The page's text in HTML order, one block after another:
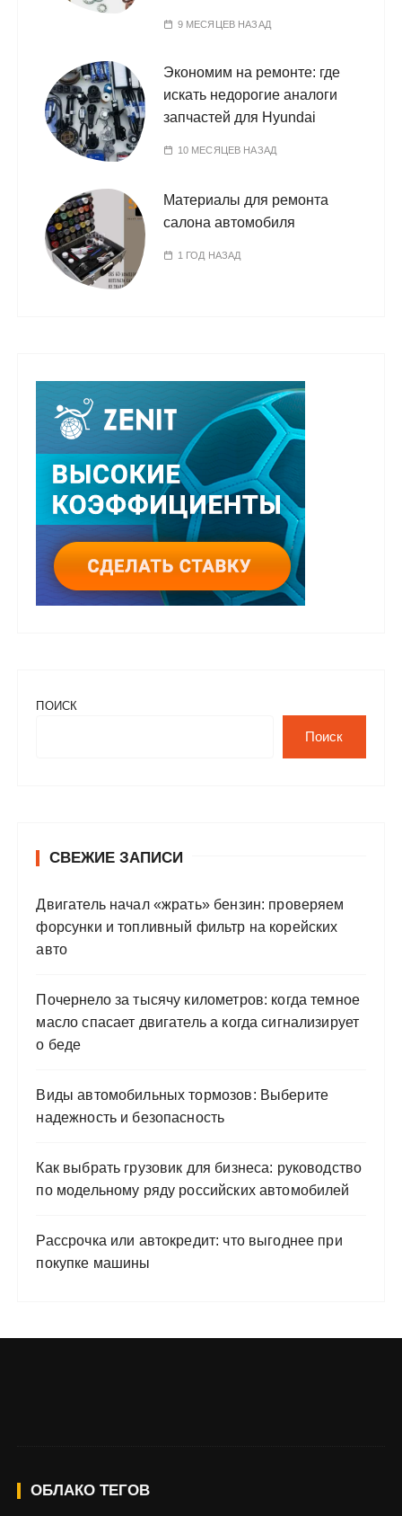
9 МЕСЯЦЕВ НАЗАД
Экономим на ремонте: где
искать недорогие аналоги
запчастей для Hyundai
10 МЕСЯЦЕВ НАЗАД
Материалы для ремонта
салона автомобиля
1 ГОД НАЗАД
ПОИСК
Поиск
СВЕЖИЕ ЗАПИСИ
Двигатель начал «жрать» бензин: проверяем
форсунки и топливный фильтр на корейских
авто
Почернело за тысячу километров: когда темное
масло спасает двигатель а когда сигнализирует
о беде
Виды автомобильных тормозов: Выберите
надежность и безопасность
Как выбрать грузовик для бизнеса: руководство
по модельному ряду российских автомобилей
Рассрочка или автокредит: что выгоднее при
покупке машины
ОБЛАКО ТЕГОВ